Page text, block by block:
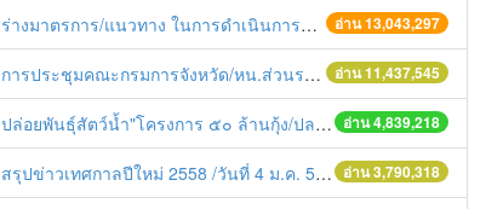
อ่าน 13,043,297
ร่างมาตรการ/แนวทาง ในการดำเนินการประกอบการตรวจราชการแบบบูรณาการ
อ่าน 11,437,545
การประชุมคณะกรมการจังหวัด/หน.ส่วนราชการประจำเดือน มิถุนายน 2558
อ่าน 4,839,218
ปล่อยพันธุ์สัตว์น้ำ"โครงการ ๕๐ ล้านกุ้ง/ปลา ฟื้นชีวิตใหม่ให้เจ้าพระยา
อ่าน 3,790,318
สรุปข่าวเทศกาลปีใหม่ 2558 /วันที่ 4 ม.ค. 58